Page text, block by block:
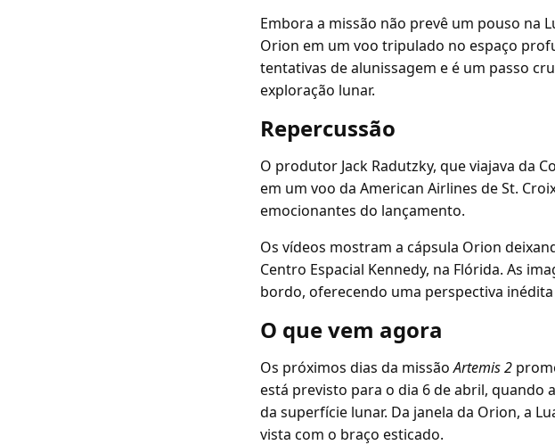
Embora a missão não prevê um pouso na
Orion em um voo tripulado no espaço
tentativas de alunissagem e é um passo
exploração lunar.
Repercussão
O produtor Jack Radutzky, que viajava da
em um voo da American Airlines de St.
emocionantes do lançamento.
Os vídeos mostram a cápsula Orion
Centro Espacial Kennedy, na Flórida. As
bordo, oferecendo uma perspectiva
O que vem agora
Os próximos dias da missãoArtemis 2
está previsto para o dia 6 de abril, quando
da superfície lunar. Da janela da Orion, a
vista com o braço esticado.